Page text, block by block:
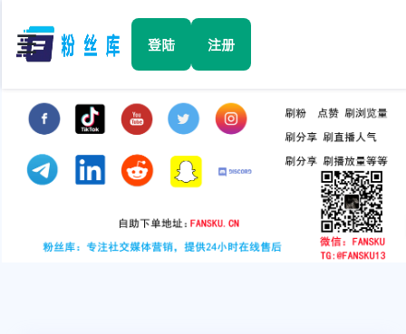
☰ 登陆 注册
Facebook
TikTok
YouTube